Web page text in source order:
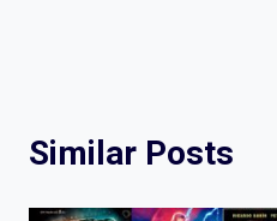
Similar Posts